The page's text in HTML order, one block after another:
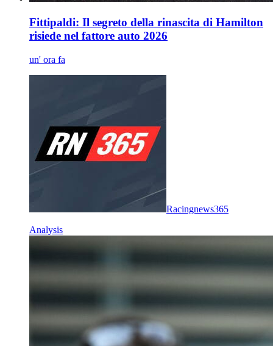
Fittipaldi: Il segreto della rinascita di Hamilton
risiede nel fattore auto 2026
un' ora fa
Racingnews365
Analysis